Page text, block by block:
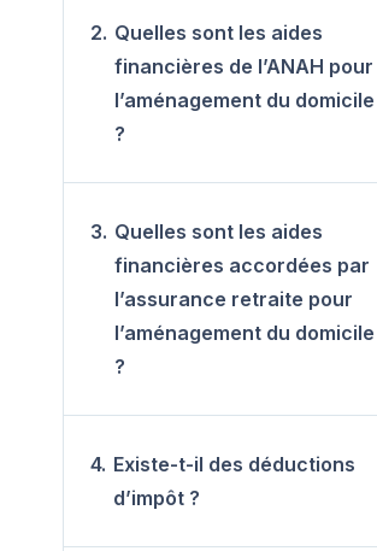
2. Quelles sont les aides
financières de l’ANAH pour
l’aménagement du domicile
?
3. Quelles sont les aides
financières accordées par
l’assurance retraite pour
l’aménagement du domicile
?
4. Existe-t-il des déductions
d’impôt ?